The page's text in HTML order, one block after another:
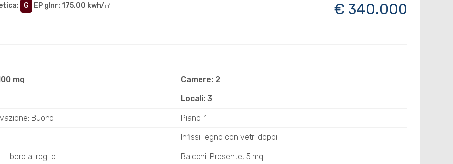
: G EP glnr: 175.00 kwh/㎡ € 340.000
mq Camere: 2
Locali: 3
Buono Piano: 1
Infissi: legno con vetri doppi
Libero al rogito Balconi: Presente, 5 mq